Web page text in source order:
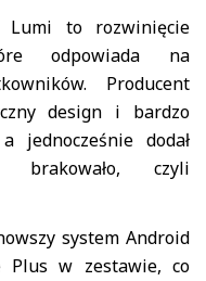
to rozwinięcie
odpowiada na
Producent
design i bardzo
jednocześnie dodał
czyli
system Android
Plus w zestawie, co